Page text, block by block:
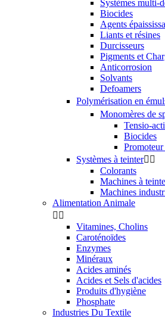
Systèmes multi-
Biocides
Agents
Liants et résines
Durcisseurs
Pigments et
Anticorrosion
Solvants
Defoamers
Polymérisation en
Monomères de
Tensio-
Biocides
Promoteur
Systèmes à teinter 
Colorants
Machines à
Machines
Alimentation Animale
 
Vitamines, Cholins
Caroténoïdes
Enzymes
Minéraux
Acides aminés
Acides et Sels d'acides
Produits d'hygiène
Phosphate
Industries Du Textile